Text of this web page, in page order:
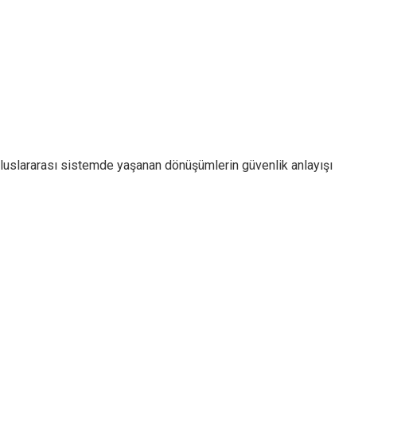
sistemde yaşanan dönüşümlerin güvenlik anlayışı